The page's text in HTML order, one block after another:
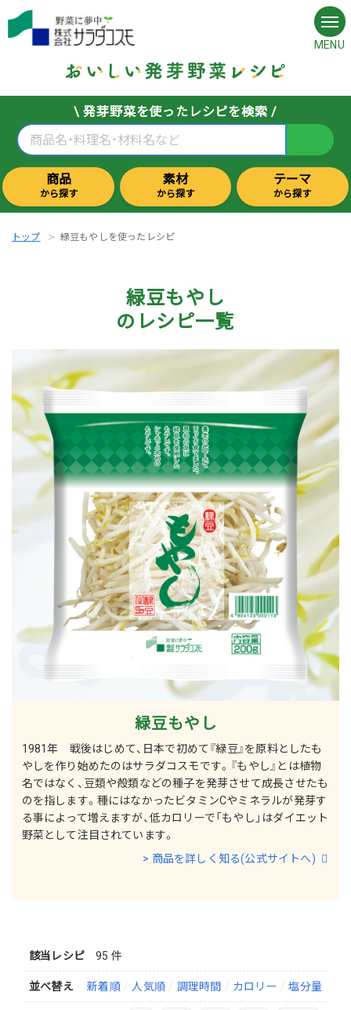
MENU
\ 発芽野菜を使ったレシピを検索 /
商品
から探す
素材
から探す
テーマ
から探す
トップ 緑豆もやしを使ったレシピ
緑豆もやし
のレシピ一覧
緑豆もやし
1981年 戦後はじめて、日本で初めて『緑豆』を原料としたも
やしを作り始めたのはサラダコスモです。『もやし』とは植物
名ではなく、豆類や殻類などの種子を発芽させて成長させたも
のを指します。種にはなかったビタミンCやミネラルが発芽す
る事によって増えますが、低カロリーで「もやし」はダイエット
野菜として注目されています。
> 商品を詳しく知る(公式サイトへ)
該当レシピ 95 件
並べ替え 新着順 人気順 調理時間 カロリー 塩分量